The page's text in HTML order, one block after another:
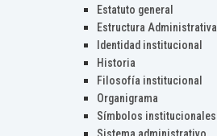
Estatuto general
Estructura Administrativa
Identidad institucional
Historia
Filosofía institucional
Organigrama
Símbolos institucionales